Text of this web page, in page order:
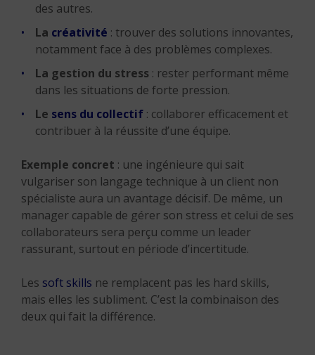
des autres.
La créativité : trouver des solutions innovantes,
notamment face à des problèmes complexes.
La gestion du stress : rester performant même
dans les situations de forte pression.
Le sens du collectif : collaborer efficacement et
contribuer à la réussite d’une équipe.
Exemple concret : une ingénieure qui sait
vulgariser son langage technique à un client non
spécialiste aura un avantage décisif. De même, un
manager capable de gérer son stress et celui de ses
collaborateurs sera perçu comme un leader
rassurant, surtout en période d’incertitude.
Les soft skills ne remplacent pas les hard skills,
mais elles les subliment. C’est la combinaison des
deux qui fait la différence.